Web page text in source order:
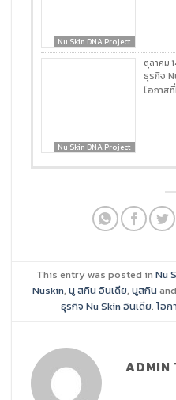
Nu Skin DNA Project
Nu Skin DNA Project
ตุลาคม
ธุรกิจ
โอกาส
This entry was posted in Nu
Nuskin, นู สกิน อินเดีย, นูสกิน
ธุรกิจ Nu Skin อินเดีย, โอก
ADMIN